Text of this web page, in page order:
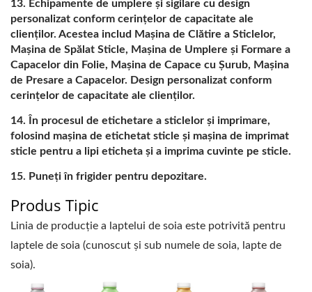
Echipamente de umplere și sigilare cu design
personalizat conform cerințelor de capacitate ale
clienților. Acestea includ Mașina de Clătire a Sticlelor,
Mașina de Spălat Sticle, Mașina de Umplere și Formare a
Capacelor din Folie, Mașina de Capace cu Șurub, Mașina
de Presare a Capacelor. Design personalizat conform
cerințelor de capacitate ale clienților.
În procesul de etichetare a sticlelor și imprimare,
folosind mașina de etichetat sticle și mașina de imprimat
sticle pentru a lipi eticheta și a imprima cuvinte pe sticle.
Puneți în frigider pentru depozitare.
Produs Tipic
Linia de producție a laptelui de soia este potrivită pentru
laptele de soia (cunoscut și sub numele de soia, lapte de
soia).